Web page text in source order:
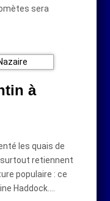
sera
à
les quais de
surtout retiennent
populaire : ce
Haddock.…